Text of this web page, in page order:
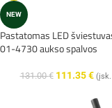
NEW
Pastatomas LED
01-4730 aukso spalvos
131.00€ 111.35€ (įsk.